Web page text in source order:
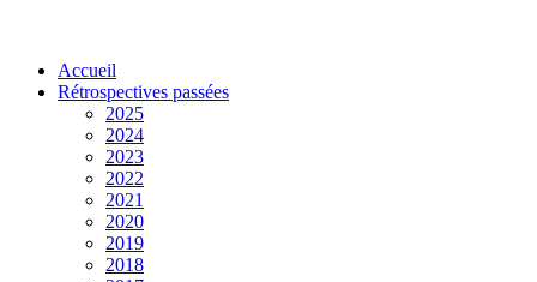
Accueil
Rétrospectives passées
2025
2024
2023
2022
2021
2020
2019
2018